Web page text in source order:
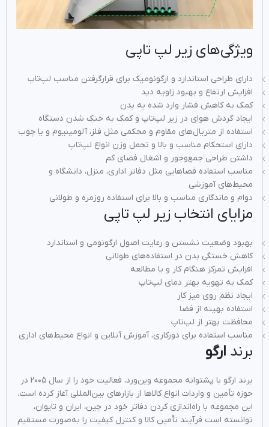
ویژگی‌های زیر لپ تاپی
دارای طراحی استاندارد و ارگونومیک برای قرارگرفتن مناسب لپ‌تاپ
افزایش ارتفاع و بهبود زاویه دید
کمک به کاهش فشار وارد شده به بدن
ایجاد گردش هوای در زیر لپ‌تاپ و کمک به خنک شدن دستگاه
استفاده از متریال‌های مقاوم و محکمی مثل فلز، آلومینیوم و یا چوب
دارای استحکام مناسب و بالا و تحمل وزن انواع لپ‌تاپ
داشتن طراحی جمع‌وجور و اشغال فضای کم
مناسب استفاده فضاهایی مثل دفاتر اداری، منزل، دانشگاه و
محیط‌های آموزشی
دوام و ماندگاری مناسب و بالا برای استفاده روزمره و طولانی
مزایای انتخاب زیر لپ تاپی
بهبود وضعیت نشستن و رعایت اصول ارگونومی و استاندارد
کاهش خستگی بدن در استفاده‌های طولانی‌
افزایش تمرکز هنگام کار و یا مطالعه
کمک به تهویه بهتر دمای لپ‌تاپ
ایجاد نظم روی میز کار
استفاده بهینه از فضا
محافظت بهتر از لپ‌تاپ
مناسب استفاده برای دورکاری، آموزش آنلاین و انواع محیط‌های اداری
برند ارگو
برند ارگو با پشتوانه مجموعه وین‌ورد، فعالیت خود را از سال ۲۰۰۵ در
حوزه تأمین و واردات انواع کالاها از بازارهای بین‌المللی آغاز کرده است.
این مجموعه با راه‌اندازی کردن دفاتر خود در چین، ایران و تایوان،
توانسته است فرآیند تأمین کالا و کنترل کیفیت را به‌صورت مستقیم